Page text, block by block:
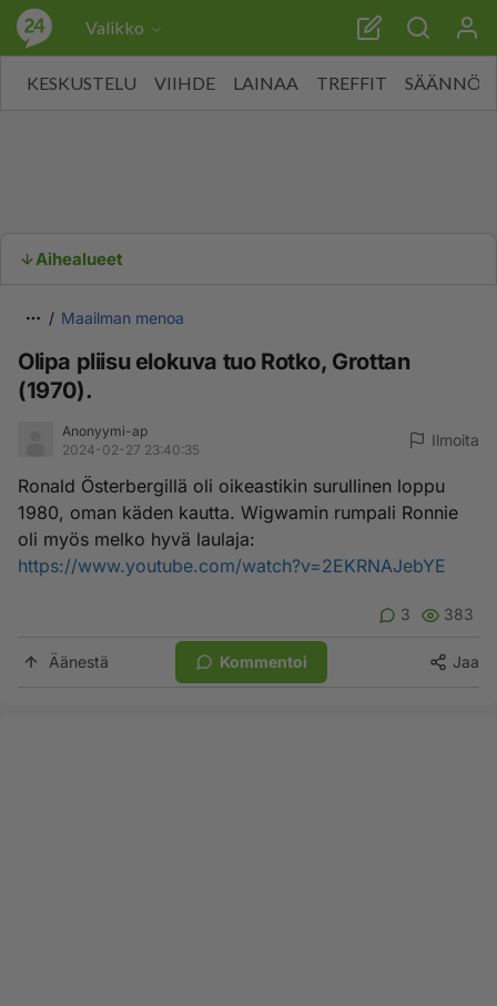
Valikko
KESKUSTELU VIIHDE LAINAA TREFFIT SÄÄNNÖT
Aihealueet
Maailman menoa
Olipa pliisu elokuva tuo Rotko, Grottan
(1970).
Anonyymi-ap
2024-02-27 23:40:35
Ilmoita
Ronald Österbergillä oli oikeastikin surullinen loppu
1980, oman käden kautta. Wigwamin rumpali Ronnie
oli myös melko hyvä laulaja:
https://www.youtube.com/watch?v=2EKRNAJebYE
3 383
Äänestä Kommentoi Jaa